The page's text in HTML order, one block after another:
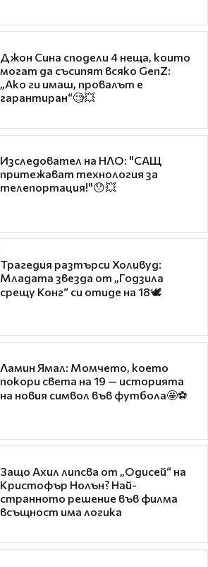
Джон Сина сподели 4 неща, които
могат да съсипят всяко GenZ:
„Ако ги имаш, провалът е
гарантиран“🧐💥
Изследовател на НЛО: "САЩ
притежават технология за
телепортация!"😯💥
Трагедия разтърси Холивуд:
Младата звезда от „Годзила
срещу Конг“ си отиде на 18🕊️
Ламин Ямал: Момчето, което
покори света на 19 — историята
на новия символ във футбола🤩⚽
Защо Ахил липсва от „Одисей“ на
Кристофър Нолън? Най-
странното решение във филма
всъщност има логика